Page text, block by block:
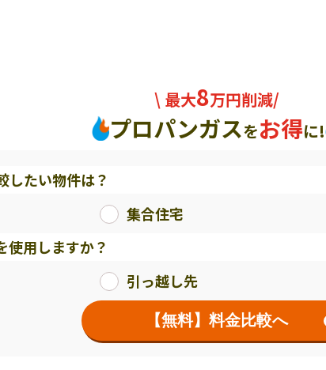
\ 最大8万円削減/
プロパンガスをお得に!
したい物件は？
集合住宅
使用しますか？
引っ越し先
【無料】料金比較へ